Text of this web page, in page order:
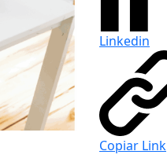
Linkedin
Copiar Link